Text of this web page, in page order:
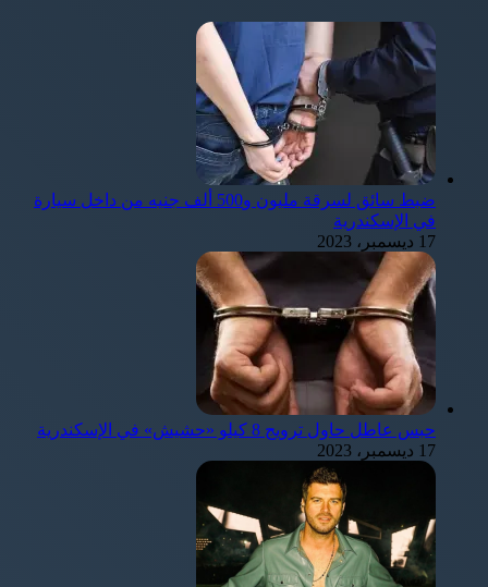
ضبط سائق لسرقة مليون و500 ألف جنيه من داخل سيارة
في الإسكندرية
17 ديسمبر، 2023
حبس عاطل حاول ترويج 8 كيلو «حشيش» في الإسكندرية
17 ديسمبر، 2023